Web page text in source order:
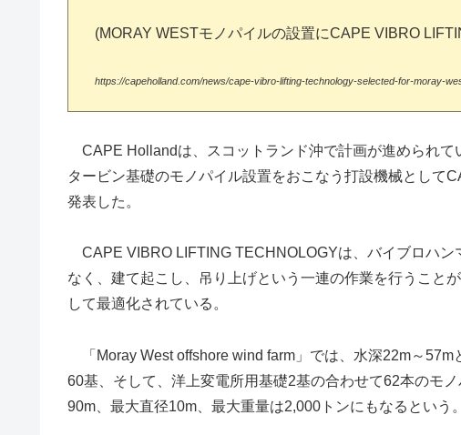
(MORAY WESTモノパイルの設置にCAPE VIBRO
https://capeholland.com/news/cape-vibro-lifting-technology-selected-for-moray-
CAPE Hollandは、スコットランド沖で計画が進められて
タービン基礎のモノパイル設置をおこなう打設機械として
発表した。
CAPE VIBRO LIFTING TECHNOLOGYは、バイブロハ
なく、建て起こし、吊り上げという一連の作業を行うこと
して最適化されている。
「Moray West offshore wind farm」では、水深22m～57m
60基、そして、洋上変電所用基礎2基の合わせて62本のモ
90m、最大直径10m、最大重量は2,000トンにもなるという。